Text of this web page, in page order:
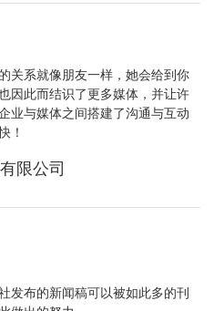
关系就像朋友一样，她会给到你
因此而结识了更多媒体，并让许
业与媒体之间搭建了沟通与互动
！
限公司
发布的新闻稿可以被如此多的刊